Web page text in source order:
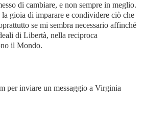
di cambiare, e non sempre in meglio.
gioia di imparare e condividere ciò che
se mi sembra necessario affinché
di Libertà, nella reciproca
il Mondo.
per inviare un messaggio a Virginia